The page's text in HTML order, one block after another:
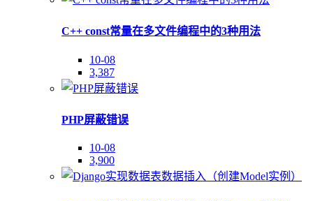
C++ const常量在多文件编程中的3种用法
10-08
3,387
PHP屏蔽错误
10-08
3,900